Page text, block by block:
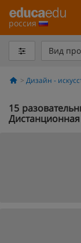
россия
Вид
Дизайн -
15
Дистанционная